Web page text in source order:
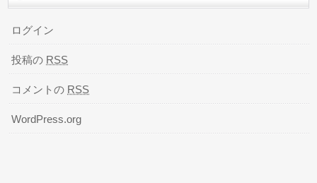
ログイン
投稿の RSS
コメントの RSS
WordPress.org